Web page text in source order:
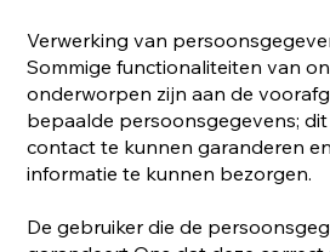
Verwerking van
Sommige functionaliteiten van
onderworpen zijn aan de
bepaalde persoonsgegevens;
contact te kunnen garanderen
informatie te kunnen bezorgen.
De gebruiker die de